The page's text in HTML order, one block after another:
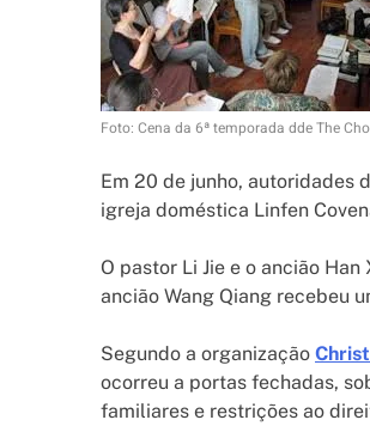
Foto: Cena da 6ª temporada dde The
Em 20 de junho, autoridades
igreja doméstica Linfen
O pastor Li Jie e o ancião
ancião Wang Qiang recebeu
Segundo a organização
ocorreu a portas fechadas,
familiares e restrições ao